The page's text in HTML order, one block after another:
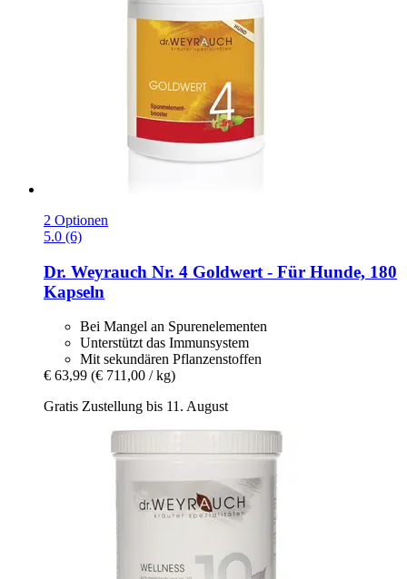
2 Optionen
5.0 (6)
Dr. Weyrauch Nr. 4 Goldwert -​ Für Hunde, 180
Kapseln
Bei Mangel an Spurenelementen
Unterstützt das Immunsystem
Mit sekundären Pflanzenstoffen
€ 63,99 (€ 711,00 / kg)
Gratis Zustellung bis 11. August